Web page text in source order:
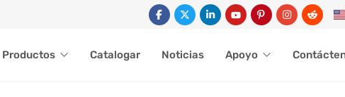
Productos Catalogar Noticias Apoyo